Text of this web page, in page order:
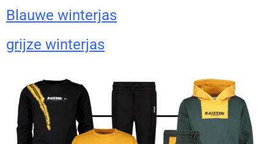
Blauwe winterjas
grijze winterjas